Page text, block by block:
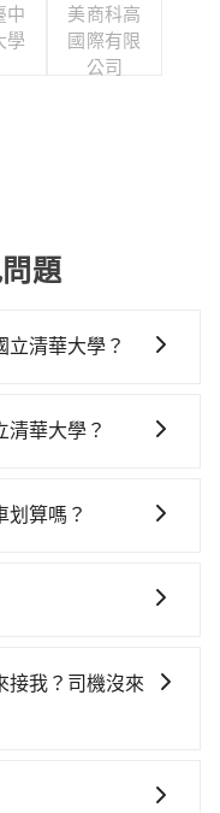
中
學
美商科高
國際有限
公司
題
清華大學？
到21:54，左營-新竹
的到來，大概又過
小黃後約花30分
元。但如果全程
平均花費約1,250
還是比較划算的。
華大學？
），最重要的是你
外加收$3.2，從高雄
eTag和可能的每小
外的汽車保險與可
沒有較大的七人座
算嗎？
，如果在路邊攔不
，無論在價格或服
國立清華大學的最
法律，無論是清明
醫回診、登山露
都能滿足你。乘車
接我？司機沒來
透過電子郵件與簡